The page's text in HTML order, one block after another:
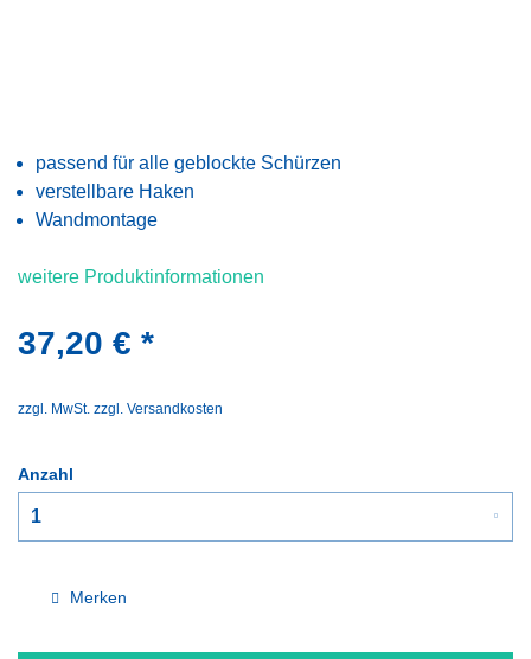
passend für alle geblockte Schürzen
verstellbare Haken
Wandmontage
weitere Produktinformationen
37,20 € *
zzgl. MwSt. zzgl. Versandkosten
Anzahl
Merken